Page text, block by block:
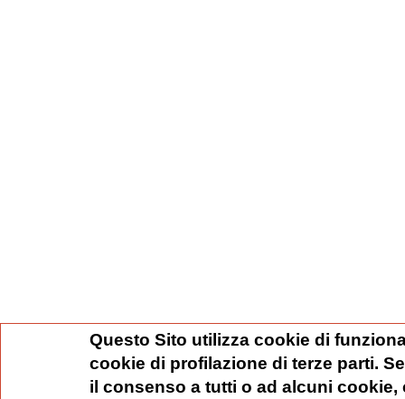
Questo Sito utilizza cookie di
cookie di profilazione di terze parti.
il consenso a tutti o ad alcuni